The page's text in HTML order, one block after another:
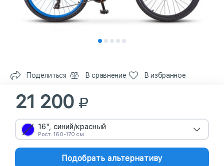
Поделиться В сравнение В избранное
21 200
16", синий/красный
Рост: 160-170 см
Подобрать альтернативу